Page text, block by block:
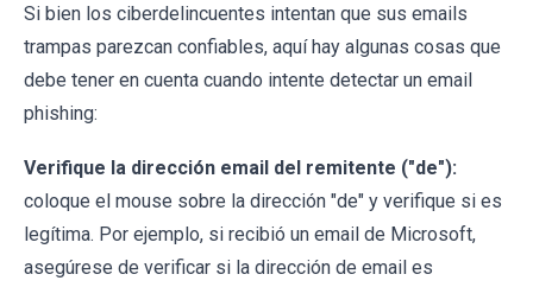
Si bien los ciberdelincuentes intentan que sus emails
trampas parezcan confiables, aquí hay algunas cosas que
debe tener en cuenta cuando intente detectar un email
phishing:
Verifique la dirección email del remitente ("de"):
coloque el mouse sobre la dirección "de" y verifique si es
legítima. Por ejemplo, si recibió un email de Microsoft,
asegúrese de verificar si la dirección de email es